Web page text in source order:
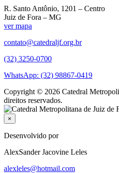
R. Santo Antônio, 1201 – Centro
Juiz de Fora – MG
ver mapa
contato@catedraljf.org.br
(32) 3250-0700
WhatsApp: (32) 98867-0419
Copyright © 2026 Catedral
direitos reservados.
×
Desenvolvido por
AlexSander Jacovine Leles
alexleles@hotmail.com